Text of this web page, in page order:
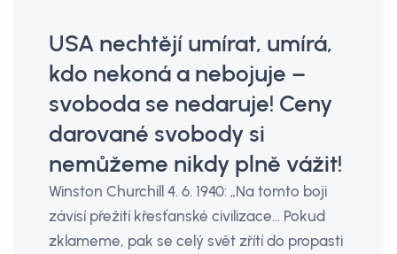
USA nechtějí umírat, umírá,
kdo nekoná a nebojuje –
svoboda se nedaruje! Ceny
darované svobody si
nemůžeme nikdy plně vážit!
Winston Churchill 4. 6. 1940: „Na tomto boji
závisí přežití křesťanské civilizace... Pokud
zklameme, pak se celý svět zřítí do propasti